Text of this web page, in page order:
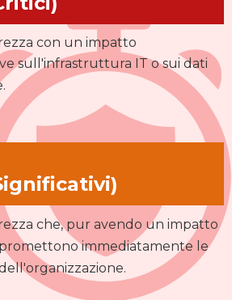
con un impatto
sull'infrastruttura IT o sui dati
che, pur avendo un impatto
immediatamente le